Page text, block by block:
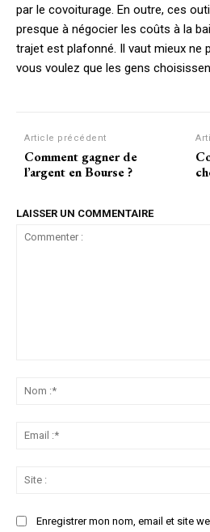
par le covoiturage. En outre, ces
presque à négocier les coûts à la
trajet est plafonné. Il vaut mieux ne
vous voulez que les gens
Article précédent
Comment gagner de
l’argent en Bourse ?
LAISSER UN COMMENTAIRE
Enregistrer mon nom, email et site